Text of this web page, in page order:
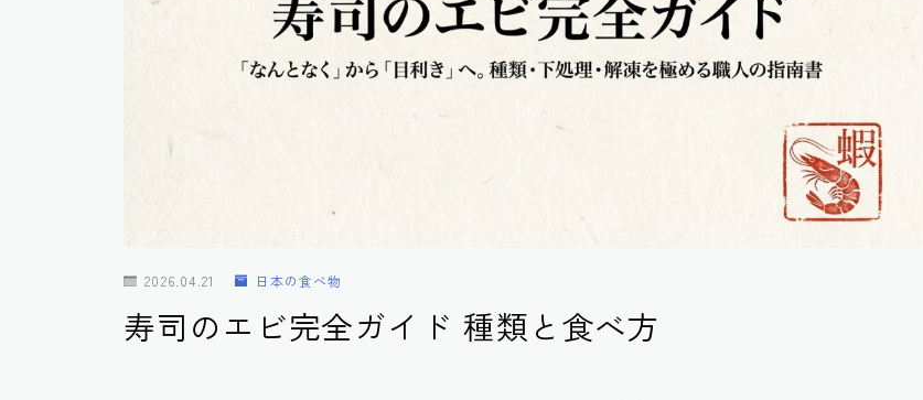
2026.04.21 日本の食べ物
寿司のエビ完全ガイド 種類と食べ方